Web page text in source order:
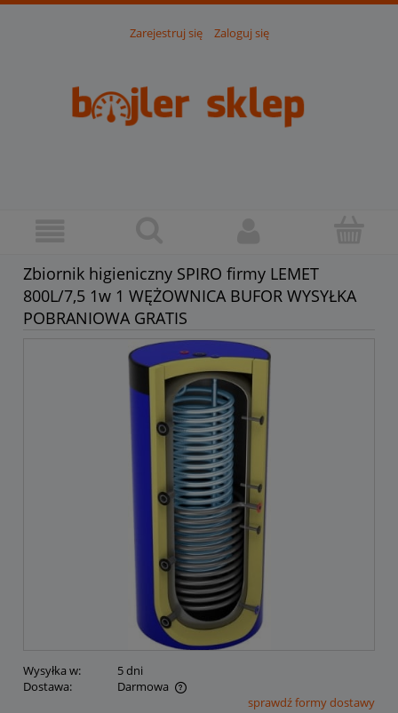
Zarejestruj się Zaloguj się
Zbiornik higieniczny SPIRO firmy LEMET
800L/7,5 1w 1 WĘŻOWNICA BUFOR WYSYŁKA
POBRANIOWA GRATIS
Wysyłka w:
5 dni
Dostawa:
Darmowa
Cena nie zawiera ewentualnych kosztów płatnościsprawdź formy dostawy